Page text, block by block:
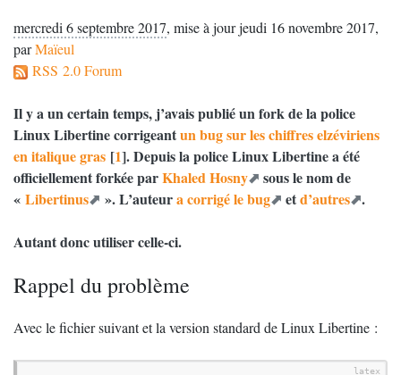
mercredi 6 septembre 2017, mise à jour jeudi 16 novembre 2017,
parMaïeul
RSS 2.0 Forum
Il y a un certain temps, j’avais publié un fork de la police
Linux Libertine corrigeantun bug sur les chiffres elzéviriens
en italique gras [1]. Depuis la police Linux Libertine a été
officiellement forkée parKhaled Hosny
sous le nom de
« Libertinus ». L’auteura corrigé le bug etd’autres .
Autant donc utiliser celle-ci.
Rappel du problème
Avec le fichier suivant et la version standard de Linux Libertine :